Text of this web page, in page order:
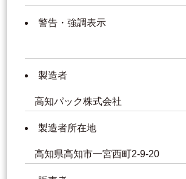
警告・強調表示
製造者
高知パック株式会社
製造者所在地
高知県高知市一宮西町2-9-20